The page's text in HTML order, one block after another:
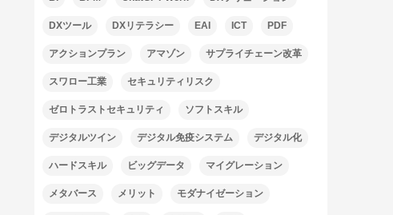
DXツール DXリテラシー EAI ICT PDF
アクションプラン アマゾン サプライチェーン改革
スワロー工業 セキュリティリスク
ゼロトラストセキュリティ ソフトスキル
デジタルツイン デジタル免疫システム デジタル化
ハードスキル ビッグデータ マイグレーション
メタバース メリット モダナイゼーション